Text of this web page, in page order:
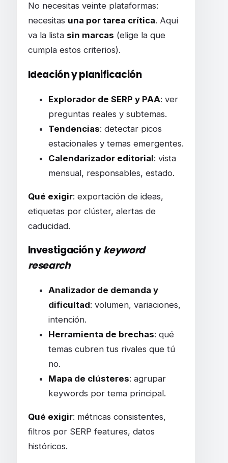
No necesitas veinte plataformas:
necesitas una por tarea crítica. Aquí
va la lista sin marcas (elige la que
cumpla estos criterios).
Ideación y planificación
Explorador de SERP y PAA: ver
preguntas reales y subtemas.
Tendencias: detectar picos
estacionales y temas emergentes.
Calendarizador editorial: vista
mensual, responsables, estado.
Qué exigir: exportación de ideas,
etiquetas por clúster, alertas de
caducidad.
Investigación ykeyword
research
Analizador de demanda y
dificultad: volumen, variaciones,
intención.
Herramienta de brechas: qué
temas cubren tus rivales que tú
no.
Mapa de clústeres: agrupar
keywords por tema principal.
Qué exigir: métricas consistentes,
filtros por SERP features, datos
históricos.